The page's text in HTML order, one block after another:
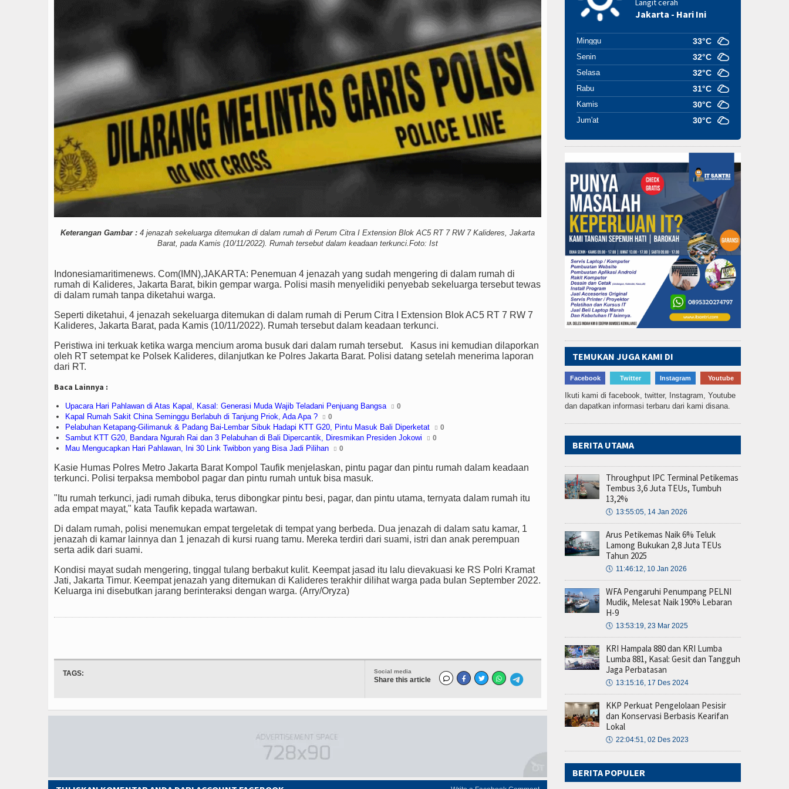
Keterangan Gambar : 4 jenazah sekeluarga ditemukan di dalam rumah di Perum Citra I Extension Blok AC5 RT 7 RW 7 Kalideres, Jakarta
Barat, pada Kamis (10/11/2022). Rumah tersebut dalam keadaan terkunci.Foto: Ist
Indonesiamaritimenews. Com(IMN),JAKARTA: Penemuan 4 jenazah yang sudah mengering di dalam rumah di
rumah di Kalideres, Jakarta Barat, bikin gempar warga. Polisi masih menyelidiki penyebab sekeluarga tersebut tewas
di dalam rumah tanpa diketahui warga.
Seperti diketahui, 4 jenazah sekeluarga ditemukan di dalam rumah di Perum Citra I Extension Blok AC5 RT 7 RW 7
Kalideres, Jakarta Barat, pada Kamis (10/11/2022). Rumah tersebut dalam keadaan terkunci.
Peristiwa ini terkuak ketika warga mencium aroma busuk dari dalam rumah tersebut. Kasus ini kemudian dilaporkan
oleh RT setempat ke Polsek Kalideres, dilanjutkan ke Polres Jakarta Barat. Polisi datang setelah menerima laporan
dari RT.
Baca Lainnya :
Upacara Hari Pahlawan di Atas Kapal, Kasal: Generasi Muda Wajib Teladani Penjuang Bangsa 0
Kapal Rumah Sakit China Seminggu Berlabuh di Tanjung Priok, Ada Apa ? 0
Pelabuhan Ketapang-Gilimanuk & Padang Bai-Lembar Sibuk Hadapi KTT G20, Pintu Masuk Bali Diperketat 0
Sambut KTT G20, Bandara Ngurah Rai dan 3 Pelabuhan di Bali Dipercantik, Diresmikan Presiden Jokowi 0
Mau Mengucapkan Hari Pahlawan, Ini 30 Link Twibbon yang Bisa Jadi Pilihan 0
Kasie Humas Polres Metro Jakarta Barat Kompol Taufik menjelaskan, pintu pagar dan pintu rumah dalam keadaan
terkunci. Polisi terpaksa membobol pagar dan pintu rumah untuk bisa masuk.
"Itu rumah terkunci, jadi rumah dibuka, terus dibongkar pintu besi, pagar, dan pintu utama, ternyata dalam rumah itu
ada empat mayat," kata Taufik kepada wartawan.
Di dalam rumah, polisi menemukan empat tergeletak di tempat yang berbeda. Dua jenazah di dalam satu kamar, 1
jenazah di kamar lainnya dan 1 jenazah di kursi ruang tamu. Mereka terdiri dari suami, istri dan anak perempuan
serta adik dari suami.
Kondisi mayat sudah mengering, tinggal tulang berbakut kulit. Keempat jasad itu lalu dievakuasi ke RS Polri Kramat
Jati, Jakarta Timur. Keempat jenazah yang ditemukan di Kalideres terakhir dilihat warga pada bulan September 2022.
Keluarga ini disebutkan jarang berinteraksi dengan warga. (Arry/Oryza)
Social media
Share this article
TAGS:
Langit cerah
Jakarta - Hari Ini
Minggu 33°C
Senin 32°C
Selasa 32°C
Rabu 31°C
Kamis 30°C
Jum'at 30°C
TEMUKAN JUGA KAMI DI
Facebook Twitter Instagram Youtube
Ikuti kami di facebook, twitter, Instagram, Youtube
dan dapatkan informasi terbaru dari kami disana.
BERITA UTAMA
Throughput IPC Terminal Petikemas
Tembus 3,6 Juta TEUs, Tumbuh
13,2%
🕔 13:55:05, 14 Jan 2026
Arus Petikemas Naik 6% Teluk
Lamong Bukukan 2,8 Juta TEUs
Tahun 2025
🕔 11:46:12, 10 Jan 2026
WFA Pengaruhi Penumpang PELNI
Mudik, Melesat Naik 190% Lebaran
H-9
🕔 13:53:19, 23 Mar 2025
KRI Hampala 880 dan KRI Lumba
Lumba 881, Kasal: Gesit dan Tangguh
Jaga Perbatasan
🕔 13:15:16, 17 Des 2024
KKP Perkuat Pengelolaan Pesisir
dan Konservasi Berbasis Kearifan
Lokal
🕔 22:04:51, 02 Des 2023
BERITA POPULER